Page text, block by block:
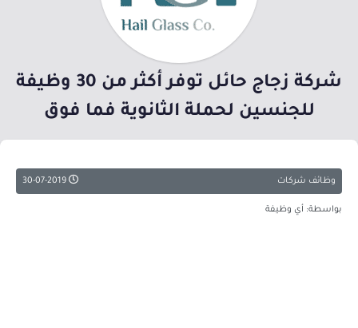
شركة زجاج حائل توفر أكثر من 30 وظيفة
للجنسين لحملة الثانوية فما فوق
وظائف شركات
بواسطة: أي وظيفة